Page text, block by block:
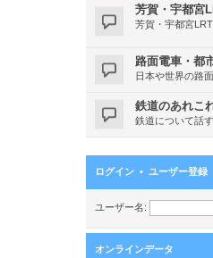
芳賀・宇都宮
芳賀・宇都宮
路面電車・都
日本や世界の路
鉄道のあれこ
鉄道について話
ログイン • ユーザー登録
ユーザー名:
オンラインデータ